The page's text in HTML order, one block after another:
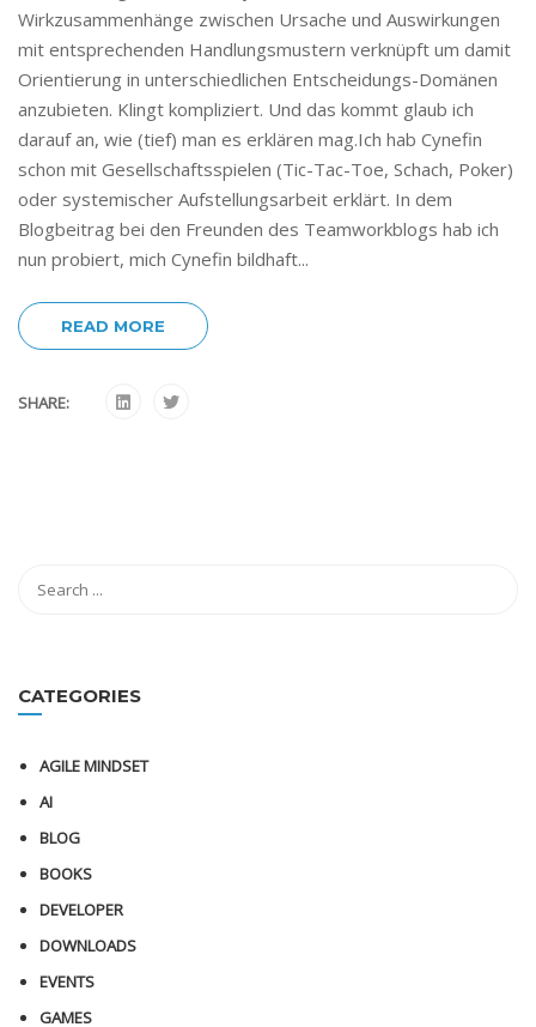
Wirkzusammenhänge zwischen Ursache und Auswirkungen
mit entsprechenden Handlungsmustern verknüpft um damit
Orientierung in unterschiedlichen Entscheidungs-Domänen
anzubieten. Klingt kompliziert. Und das kommt glaub ich
darauf an, wie (tief) man es erklären mag.Ich hab Cynefin
schon mit Gesellschaftsspielen (Tic-Tac-Toe, Schach, Poker)
oder systemischer Aufstellungsarbeit erklärt. In dem
Blogbeitrag bei den Freunden des Teamworkblogs hab ich
nun probiert, mich Cynefin bildhaft...
READ MORE
SHARE:
CATEGORIES
AGILE MINDSET
AI
BLOG
BOOKS
DEVELOPER
DOWNLOADS
EVENTS
GAMES